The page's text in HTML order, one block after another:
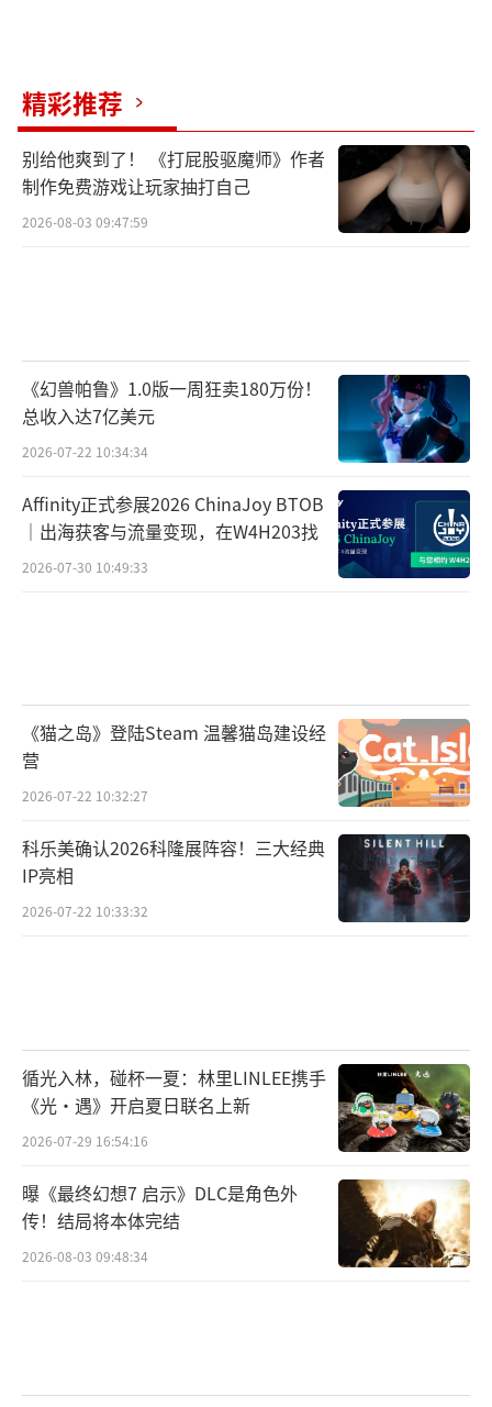
精彩推荐
别给他爽到了！ 《打屁股驱魔师》作者
制作免费游戏让玩家抽打自己
2026-08-03 09:47:59
《幻兽帕鲁》1.0版一周狂卖180万份！
总收入达7亿美元
2026-07-22 10:34:34
Affinity正式参展2026 ChinaJoy BTOB
｜出海获客与流量变现，在W4H203找
2026-07-30 10:49:33
《猫之岛》登陆Steam 温馨猫岛建设经
营
2026-07-22 10:32:27
科乐美确认2026科隆展阵容！三大经典
IP亮相
2026-07-22 10:33:32
循光入林，碰杯一夏：林里LINLEE携手
《光·遇》开启夏日联名上新
2026-07-29 16:54:16
曝《最终幻想7 启示》DLC是角色外
传！结局将本体完结
2026-08-03 09:48:34